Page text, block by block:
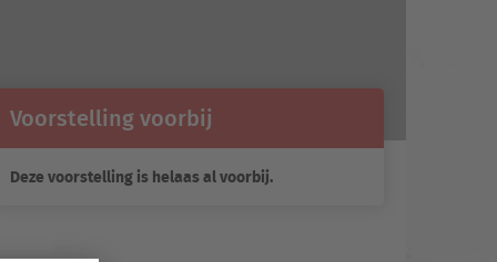
Voorstelling voorbij
Deze voorstelling is helaas al voorbij.